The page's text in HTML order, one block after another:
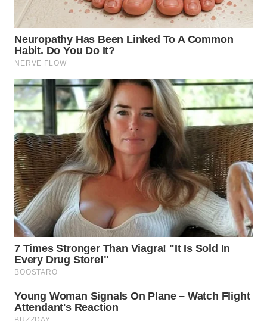
WN
NIAS
LANGKAT
WN
TAPANULI
SELATAN
WN
TANJUNG
LESUNG
WN
KARO
WN
WN